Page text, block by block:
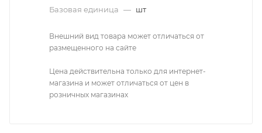
Базовая единица — шт
Внешний вид товара может отличаться от
размещенного на сайте
Цена действительна только для интернет-
магазина и может отличаться от цен в
розничных магазинах